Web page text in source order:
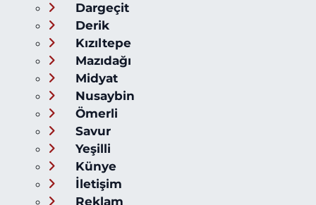
Dargeçit
Derik
Kızıltepe
Mazıdağı
Midyat
Nusaybin
Ömerli
Savur
Yeşilli
Künye
İletişim
Reklam